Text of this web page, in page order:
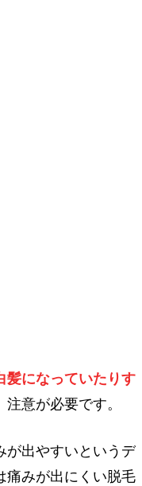
髪になっていたりす
注意が必要です。
が出やすいというデ
痛みが出にくい脱毛